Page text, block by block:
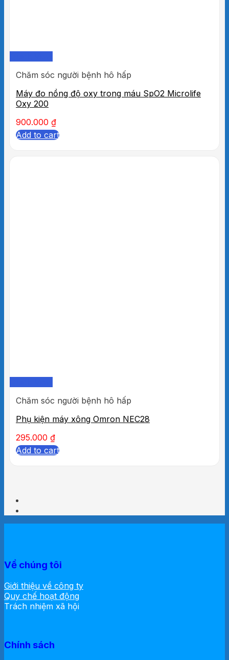
Chăm sóc người bệnh hô hấp
Máy đo nồng độ oxy trong máu SpO2 Microlife
Oxy 200
900.000 ₫
Add to cart
Chăm sóc người bệnh hô hấp
Phụ kiện máy xông Omron NEC28
295.000 ₫
Add to cart
Về chúng tôi
Giới thiệu về công ty
Quy chế hoạt động
Trách nhiệm xã hội
Chính sách